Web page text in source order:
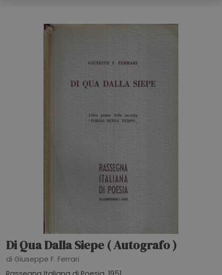
Di Qua Dalla Siepe ( Autografo )
di Giuseppe F. Ferrari